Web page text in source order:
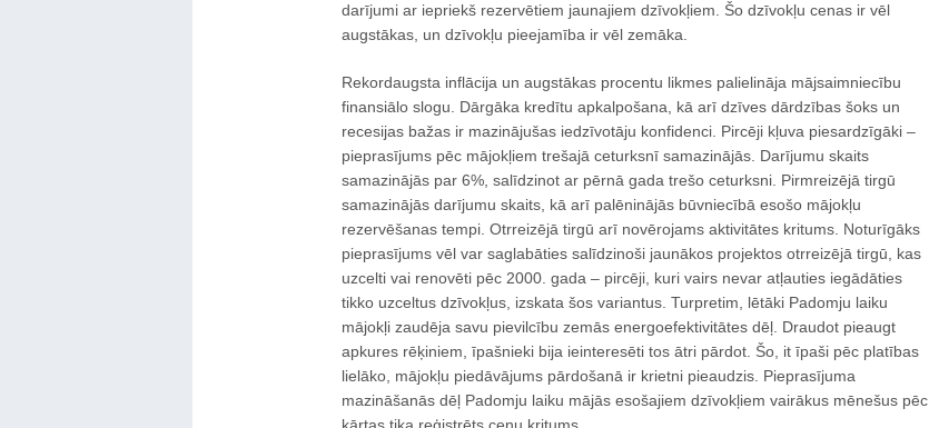
darījumi ar iepriekš rezervētiem jaunajiem dzīvokļiem. Šo dzīvokļu cenas ir vēl
augstākas, un dzīvokļu pieejamība ir vēl zemāka.
Rekordaugsta inflācija un augstākas procentu likmes palielināja mājsaimniecību
finansiālo slogu. Dārgāka kredītu apkalpošana, kā arī dzīves dārdzības šoks un
recesijas bažas ir mazinājušas iedzīvotāju konfidenci. Pircēji kļuva piesardzīgāki –
pieprasījums pēc mājokļiem trešajā ceturksnī samazinājās. Darījumu skaits
samazinājās par 6%, salīdzinot ar pērnā gada trešo ceturksni. Pirmreizējā tirgū
samazinājās darījumu skaits, kā arī palēninājās būvniecībā esošo mājokļu
rezervēšanas tempi. Otrreizējā tirgū arī novērojams aktivitātes kritums. Noturīgāks
pieprasījums vēl var saglabāties salīdzinoši jaunākos projektos otrreizējā tirgū, kas
uzcelti vai renovēti pēc 2000. gada – pircēji, kuri vairs nevar atļauties iegādāties
tikko uzceltus dzīvokļus, izskata šos variantus. Turpretim, lētāki Padomju laiku
mājokļi zaudēja savu pievilcību zemās energoefektivitātes dēļ. Draudot pieaugt
apkures rēķiniem, īpašnieki bija ieinteresēti tos ātri pārdot. Šo, it īpaši pēc platības
lielāko, mājokļu piedāvājums pārdošanā ir krietni pieaudzis. Pieprasījuma
mazināšanās dēļ Padomju laiku mājās esošajiem dzīvokļiem vairākus mēnešus pēc